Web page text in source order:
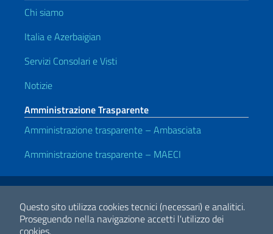
Questo sito utilizza cookies tecnici (necessari) e analitici.
Proseguendo nella navigazione accetti l'utilizzo dei
cookies.
Chi siamo
Italia e Azerbaigian
Servizi Consolari e Visti
Notizie
Amministrazione Trasparente
Amministrazione trasparente – Ambasciata
Amministrazione trasparente – MAECI
Link Utili